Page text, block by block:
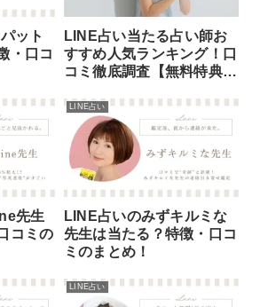
ット
・口コ
LINE占い当たる占い師お
すすめ人気ランキング！口
コミ徹底調査【無料特典付
先生
コミの
LINE占い
LINE占いのみずキルミな
先生は当たる？特徴・口コ
ミのまとめ！
LINE占い